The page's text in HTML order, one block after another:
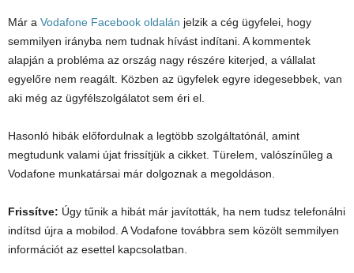
Már a Vodafone Facebook oldalán jelzik a cég ügyfelei, hogy
semmilyen irányba nem tudnak hívást indítani. A kommentek
alapján a probléma az ország nagy részére kiterjed, a vállalat
egyelőre nem reagált. Közben az ügyfelek egyre idegesebbek, van
aki még az ügyfélszolgálatot sem éri el.
Hasonló hibák előfordulnak a legtöbb szolgáltatónál, amint
megtudunk valami újat frissítjük a cikket. Türelem, valószínűleg a
Vodafone munkatársai már dolgoznak a megoldáson.
Frissítve: Úgy tűnik a hibát már javították, ha nem tudsz telefonálni
indítsd újra a mobilod. A Vodafone továbbra sem közölt semmilyen
információt az esettel kapcsolatban.